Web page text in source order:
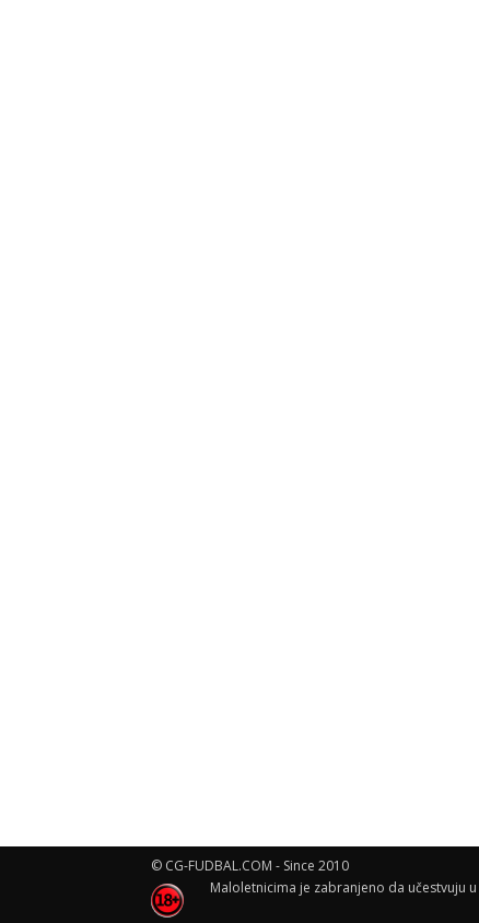
© CG-FUDBAL.COM - Since 2010
Maloletnicima je zabranjeno da učestvuju